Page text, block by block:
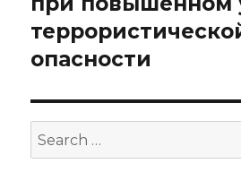
опасности
Search
for: